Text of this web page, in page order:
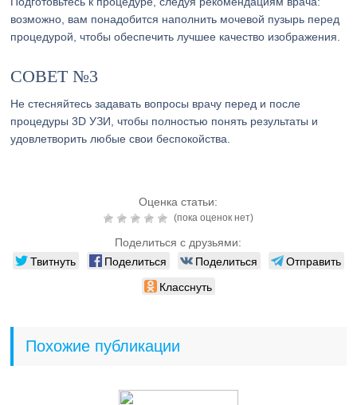
возможно, вам понадобится наполнить мочевой пузырь перед
процедурой, чтобы обеспечить лучшее качество изображения.
СОВЕТ №3
Не стесняйтесь задавать вопросы врачу перед и после
процедуры 3D УЗИ, чтобы полностью понять результаты и
удовлетворить любые свои беспокойства.
Оценка статьи:
(пока оценок нет)
Поделиться с друзьями:
Твитнуть Поделиться Поделиться
Отправить
Класснуть
Похожие публикации